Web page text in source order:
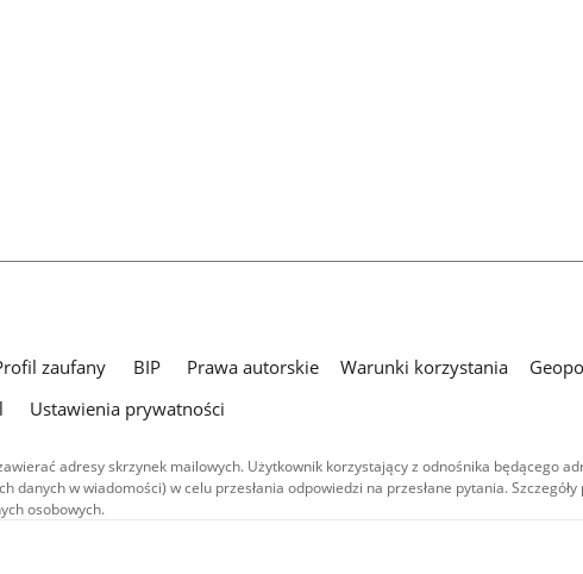
zaufany BIP Prawa autorskie Warunki korzystania
Ustawienia prywatności
adresy skrzynek mailowych. Użytkownik korzystający z odnośnika będącego
danych w wiadomości) w celu przesłania odpowiedzi na przesłane pytania.
osobowych.
(z wyłączeniem treści audiowizualnych), są